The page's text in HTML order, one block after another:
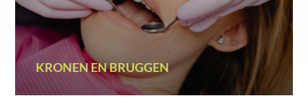
KRONEN EN BRUGGEN